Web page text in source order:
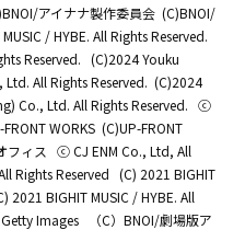
アイナナ製作委員会 (C)BNOI/
/ HYBE. All Rights Reserved.
Reserved. (C)2024 Youku
All Rights Reserved. (C)2024
Co., Ltd. All Rights Reserved. ⓒ
WORKS (C)UP-FRONT
フィス
ⓒ CJ ENM Co., Ltd, All
Rights Reserved (C) 2021 BIGHIT
2021 BIGHIT MUSIC / HYBE. All
Images （C）BNOI/劇場版ア